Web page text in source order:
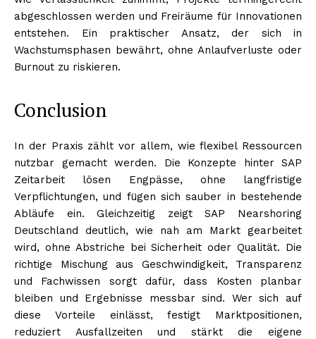
abgeschlossen werden und Freiräume für Innovationen
entstehen. Ein praktischer Ansatz, der sich in
Wachstumsphasen bewährt, ohne Anlaufverluste oder
Burnout zu riskieren.
Conclusion
In der Praxis zählt vor allem, wie flexibel Ressourcen
nutzbar gemacht werden. Die Konzepte hinter SAP
Zeitarbeit lösen Engpässe, ohne langfristige
Verpflichtungen, und fügen sich sauber in bestehende
Abläufe ein. Gleichzeitig zeigt SAP Nearshoring
Deutschland deutlich, wie nah am Markt gearbeitet
wird, ohne Abstriche bei Sicherheit oder Qualität. Die
richtige Mischung aus Geschwindigkeit, Transparenz
und Fachwissen sorgt dafür, dass Kosten planbar
bleiben und Ergebnisse messbar sind. Wer sich auf
diese Vorteile einlässt, festigt Marktpositionen,
reduziert Ausfallzeiten und stärkt die eigene